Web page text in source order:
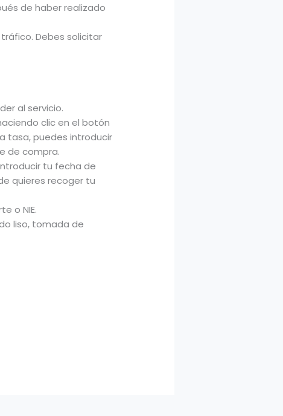
de haber realizado
Debes solicitar
al servicio.
clic en el botón
tasa, puedes introducir
de compra.
tu fecha de
quieres recoger tu
o NIE.
liso, tomada de